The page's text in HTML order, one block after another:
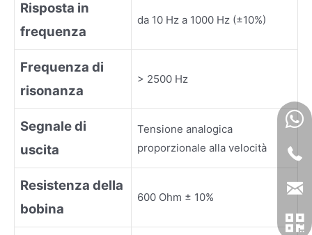
Risposta in
frequenza
da 10 Hz a 1000 Hz (±10%)
Frequenza di
risonanza
> 2500 Hz
Segnale di
uscita
Tensione analogica
proporzionale alla velocità
Resistenza della
bobina
600 Ohm ± 10%